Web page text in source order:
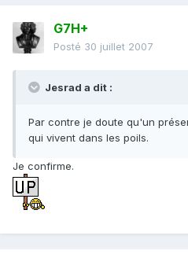
G7H+
Posté 30 juillet 2007
Jesrad a dit :
Par contre je doute qu'un
qui vivent dans les poils.
Je confirme.